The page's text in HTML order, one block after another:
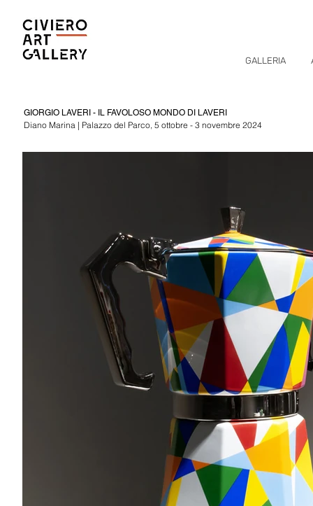
GALLERIA
GIORGIO LAVERI - IL FAVOLOSO MONDO DI LAVERI
Diano Marina | Palazzo del Parco, 5 ottobre - 3 novembre 2024